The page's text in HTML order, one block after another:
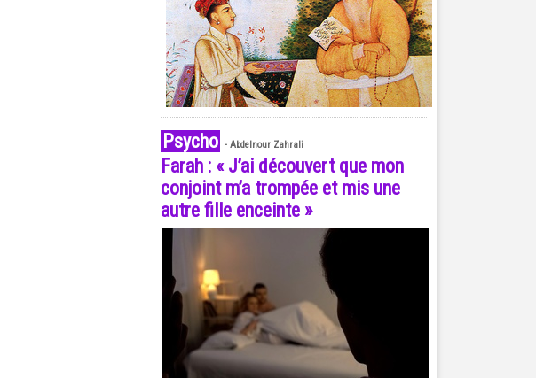
Psycho - Abdelnour Zahrali
Farah : « J’ai découvert que mon
conjoint m’a trompée et mis une
autre fille enceinte »